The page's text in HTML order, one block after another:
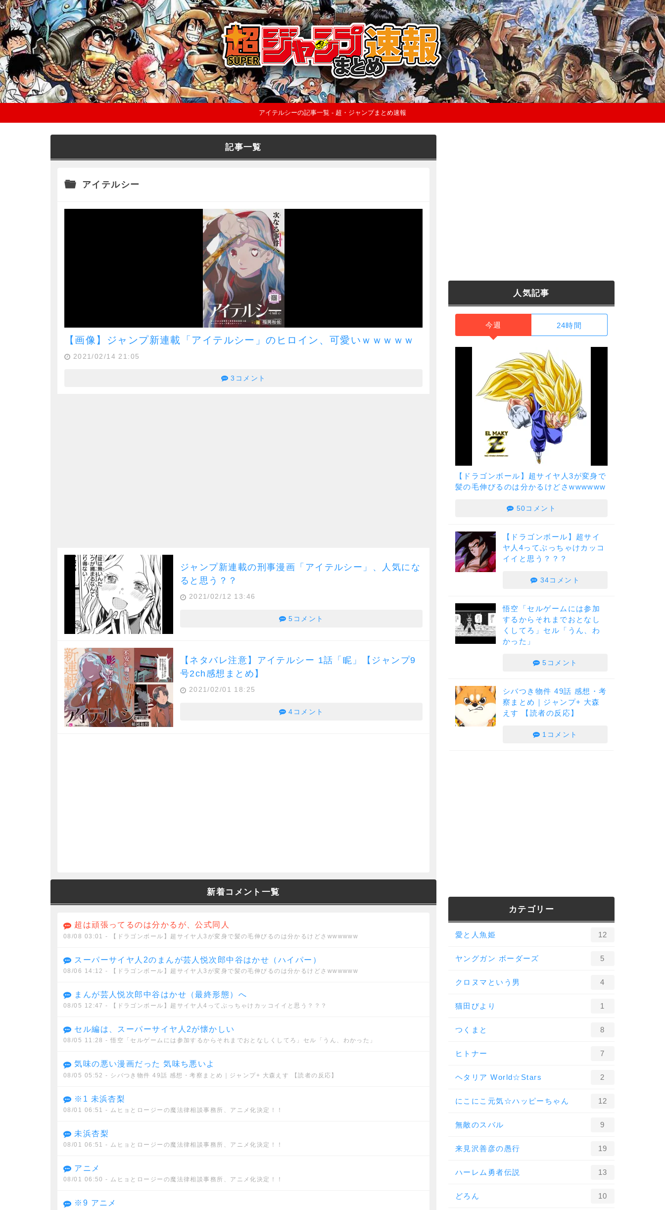
アイテルシーの記事一覧 - 超・ジャンプまとめ速報
記事一覧
アイテルシー
【画像】ジャンプ新連載「アイテルシー」のヒロイン、可愛いｗｗｗｗｗ
2021/02/14 21:05
3コメント
ジャンプ新連載の刑事漫画「アイテルシー」、人気にな
ると思う？？
2021/02/12 13:46
5コメント
【ネタバレ注意】アイテルシー 1話「眤」【ジャンプ9
号2ch感想まとめ】
2021/02/01 18:25
4コメント
新着コメント一覧
超は頑張ってるのは分かるが、公式同人
08/08 03:01 - 【ドラゴンボール】超サイヤ人3が変身で髪の毛伸びるのは分かるけどさwwwwww
スーパーサイヤ人2のまんが芸人悦次郎中谷はかせ（ハイパー）
08/06 14:12 - 【ドラゴンボール】超サイヤ人3が変身で髪の毛伸びるのは分かるけどさwwwwww
まんが芸人悦次郎中谷はかせ（最終形態）へ
08/05 12:47 - 【ドラゴンボール】超サイヤ人4ってぶっちゃけカッコイイと思う？？？
セル編は、スーパーサイヤ人2が懐かしい
08/05 11:28 - 悟空「セルゲームには参加するからそれまでおとなしくしてろ」セル「うん、わかった」
気味の悪い漫画だった 気味ち悪いよ
08/05 05:52 - シバつき物件 49話 感想・考察まとめ｜ジャンプ+ 大森えす 【読者の反応】
※1 未浜杏梨
08/01 06:51 - ムヒョとロージーの魔法律相談事務所、アニメ化決定！！
未浜杏梨
08/01 06:51 - ムヒョとロージーの魔法律相談事務所、アニメ化決定！！
アニメ
08/01 06:50 - ムヒョとロージーの魔法律相談事務所、アニメ化決定！！
※9 アニメ
人気記事
今週 24時間
【ドラゴンボール】超サイヤ人3が変身で
髪の毛伸びるのは分かるけどさwwwwww
50コメント
【ドラゴンボール】超サイ
ヤ人4ってぶっちゃけカッコ
イイと思う？？？
34コメント
悟空「セルゲームには参加
するからそれまでおとなし
くしてろ」セル「うん、わ
かった」
5コメント
シバつき物件 49話 感想・考
察まとめ｜ジャンプ+ 大森
えす 【読者の反応】
1コメント
カテゴリー
愛と人魚姫 12
ヤングガン ボーダーズ 5
クロヌマという男 4
猫田びより 1
つくまと 8
ヒトナー 7
ヘタリア World☆Stars 2
にこにこ元気☆ハッピーちゃん 12
無敵のスバル 9
来見沢善彦の愚行 19
ハーレム勇者伝説 13
どろん 10